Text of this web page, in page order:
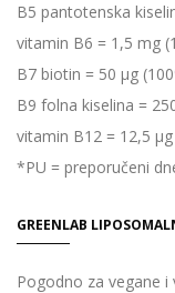
B5 pantotenska
vitamin B6 = 1,5 mg
B7 biotin = 50 µg
B9 folna kiselina =
vitamin B12 = 12,5 µg
*PU = preporučeni
GREENLAB
Pogodno za vegane i